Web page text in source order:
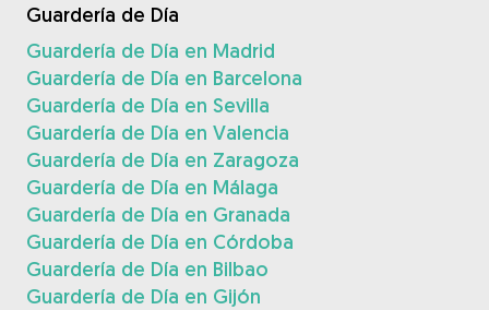
Guardería de Día
Guardería de Día en Madrid
Guardería de Día en Barcelona
Guardería de Día en Sevilla
Guardería de Día en Valencia
Guardería de Día en Zaragoza
Guardería de Día en Málaga
Guardería de Día en Granada
Guardería de Día en Córdoba
Guardería de Día en Bilbao
Guardería de Día en Gijón